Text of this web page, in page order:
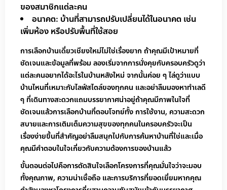
ของสมาชิกแต่ละคน
อนาคต: บ้านที่สามารถปรับเปลี่ยนได้ในอนาคต เช่น
เพิ่มห้อง หรือปรับพื้นที่ใช้สอย
การเลือกบ้านเดี่ยวเชียงใหม่ไม่ใช่เรื่องยาก ถ้าคุณมีเป้าหมายที่
ชัดเจนและข้อมูลที่พร้อม ลองเริ่มจากการนั่งคุยกับครอบครัวดูว่า
แต่ละคนอยากได้อะไรในบ้านหลังใหม่ จากนั้นค่อย ๆ ไล่ดูว่าแบบ
บ้านไหนที่เหมาะกับไลฟ์สไตล์ของทุกคน และอย่าลืมมองหาทำเลดี
ๆ ที่เดินทางสะดวกแถมบรรยากาศน่าอยู่ถ้าคุณมีภาพในใจที่
ชัดเจนแล้วการเลือกบ้านที่ตอบโจทย์ทั้ง การใช้งาน, ความสะดวก
สบายและการเติมเต็มความสุขของทุกคนในครอบครัวจะเป็น
เรื่องง่ายขึ้นที่สำคัญอย่าลืมสนุกไปกับการค้นหาบ้านที่ใช่และเมื่อ
คุณมีคำตอบในใจเกี่ยวกับความต้องการของบ้านแล้ว
ขั้นตอนต่อไปคือการตัดสินใจเลือกโครงการที่คุณมั่นใจว่าจะมอบ
ทั้งคุณภาพ, ความน่าเชื่อถือ และการบริการที่ยอดเยี่ยมหากคุณ